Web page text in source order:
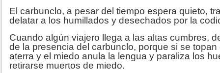
El carbunclo, a pesar del tiempo espera quieto,
delatar a los humillados y desechados por la
Cuando algún viajero llega a las altas cumbres,
de la presencia del carbunclo, porque si se
aterra y el miedo anula la lengua y paraliza los
retirarse muertos de miedo.